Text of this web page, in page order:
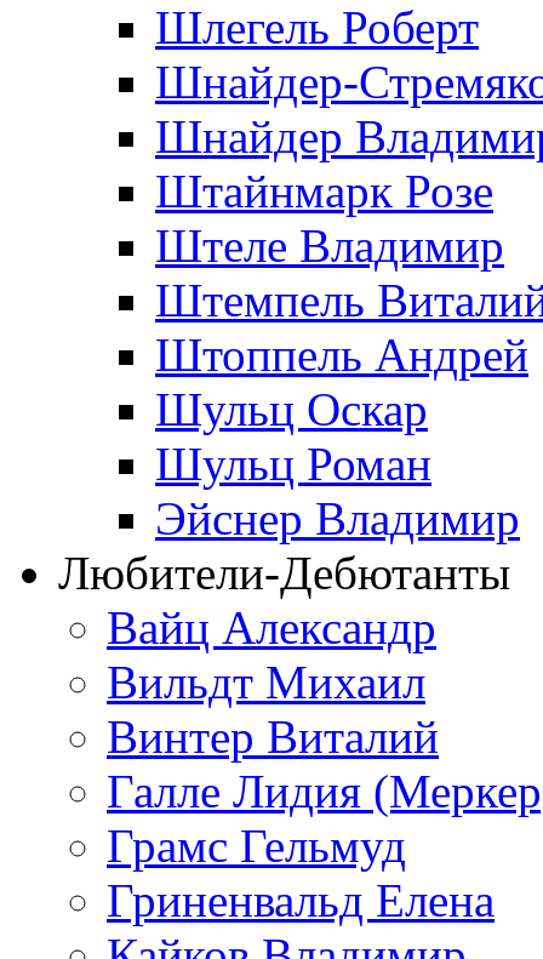
Шлегель Роберт
Шнайдер-
Шнайдер
Штайнмарк Розe
Штеле Владимир
Штемпель
Штоппель Андрей
Шульц Оскар
Шульц Роман
Эйснер Владимир
Любители-Дебютанты
Вайц Александр
Вильдт Михаил
Винтер Виталий
Галле Лидия
Грамс Гельмуд
Гриненвальд Елена